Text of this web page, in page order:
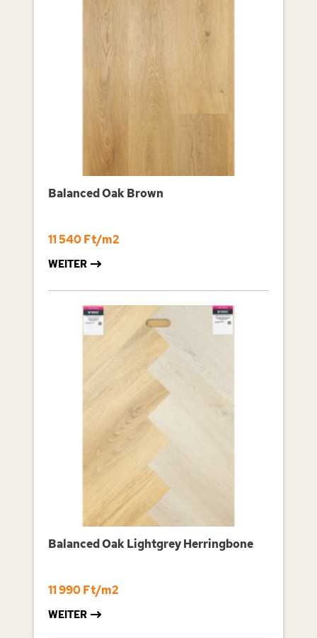
Balanced Oak Brown
11 540 Ft/m2
WEITER
Balanced Oak Lightgrey Herringbone
11 990 Ft/m2
WEITER